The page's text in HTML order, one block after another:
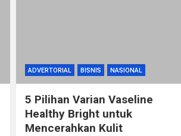
ADVERTORIAL BISNIS NASIONAL
5 Pilihan Varian Vaseline
Healthy Bright untuk
Mencerahkan Kulit